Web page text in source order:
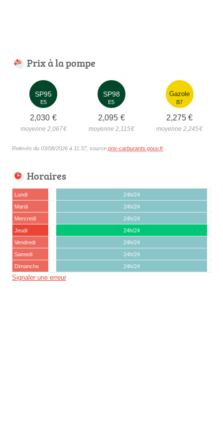
Prix à la pompe
SP95
E5
2,030 €
moyenne 2,067€
SP98
E5
2,095 €
moyenne 2,115€
Gazole
B7
2,275 €
moyenne 2,245€
Relevés du 03/08/2026 à 11:37, source prix-carburants.gouv.fr
Horaires
Lundi
24h/24
Mardi
24h/24
Mercredi
24h/24
Jeudi
24h/24
Vendredi
24h/24
Samedi
24h/24
Dimanche
24h/24
Signaler une erreur